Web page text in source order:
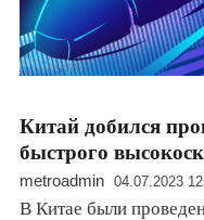
Китай добился
быстрого
metroadmin 04.07.2023
В Китае были